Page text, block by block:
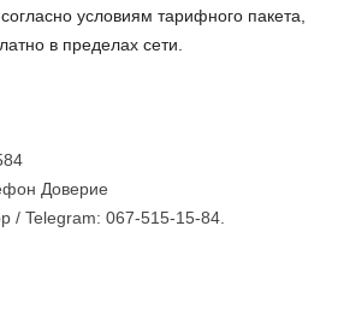
условиям тарифного пакета,
в пределах сети.
Доверие
/ Telegram: 067-515-15-84.